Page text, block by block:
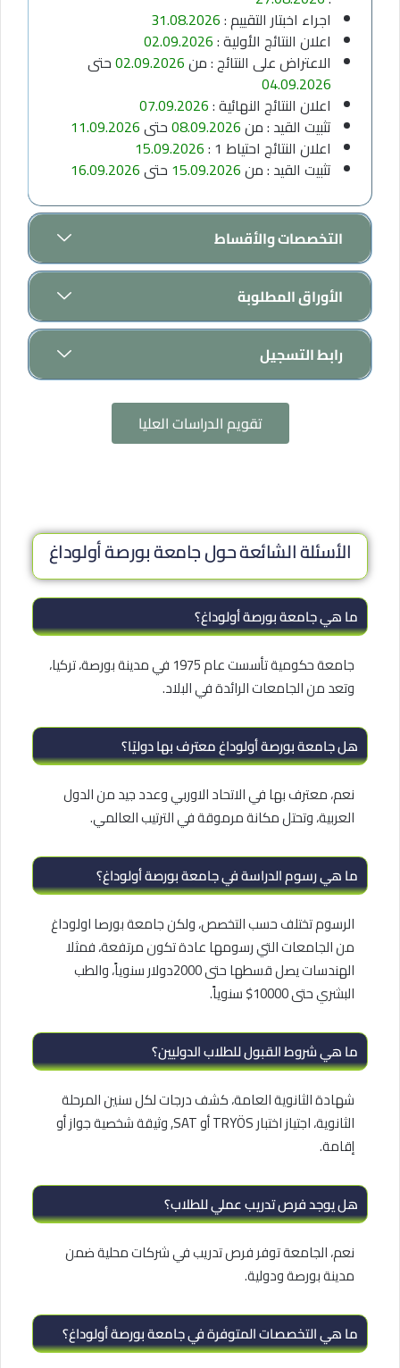
اجراء اخبتار التقييم :31.08.2026
اعلان النتائج الأولية :02.09.2026
الاعتراض على النتائج : من02.09.2026حتى
04.09.2026
اعلان النتائج النهائية :07.09.2026
تثبيت القيد : من08.09.2026حتى11.09.2026
اعلان النتائج احتياط 1 :
15.09.2026
تثبيت القيد : من15.09.2026 حتى16.09.2026
التخصصات والأقساط
الأوراق المطلوبة
رابط التسجيل
تقويم الدراسات العليا
الأسئلة الشائعة حول جامعة بورصة أولوداغ
ما هي جامعة بورصة أولوداغ؟
جامعة حكومية تأسست عام 1975 في مدينة بورصة، تركيا،
وتعد من الجامعات الرائدة في البلاد.
هل جامعة بورصة أولوداغ معترف بها دوليًا؟
نعم، معترف بها في الاتحاد الاوربي وعدد جيد من الدول
العربية، وتحتل مكانة مرموقة في الترتيب العالمي.
ما هي رسوم الدراسة في جامعة بورصة أولوداغ؟
الرسوم تختلف حسب التخصص، ولكن جامعة بورصا اولوداغ
من الجامعات التي رسومها عادة تكون مرتفعة، فمثلا
الهندسات يصل قسطها حتى 2000دولار سنوياً، والطب
البشري حتى 10000$ سنوياً.
ما هي شروط القبول للطلاب الدوليين؟
شهادة الثانوية العامة، كشف درجات لكل سنين المرحلة
الثانوية، اجتياز اختبار TRYÖS أو SAT, وثيقة شخصية جواز أو
إقامة.
هل يوجد فرص تدريب عملي للطلاب؟
نعم، الجامعة توفر فرص تدريب في شركات محلية ضمن
مدينة بورصة ودولية.
ما هي التخصصات المتوفرة في جامعة بورصة أولوداغ؟